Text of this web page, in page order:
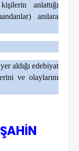
anlattığı
anılara
aldığı edebiyat
ve olaylarını